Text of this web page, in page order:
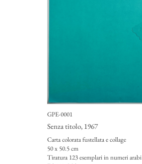
GPE-0001
Senza titolo, 1967
Carta colorata fustellata e collage
50 x 50.5 cm
Tiratura 123 esemplari in numeri arabi